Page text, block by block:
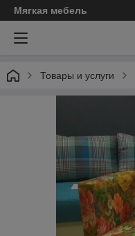
Мягкая мебель
Товары и услуги